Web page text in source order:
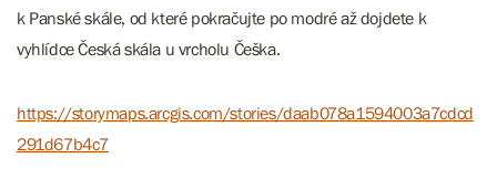
k Panské skále, od které pokračujte po modré až dojdete k
vyhlídce Česká skála u vrcholu Češka.
https://storymaps.arcgis.com/stories/daab078a1594003a7cdcd
291d67b4c7